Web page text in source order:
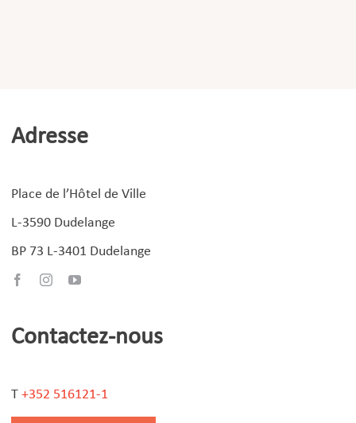
Adresse
Place de l’Hôtel de Ville
L-3590 Dudelange
BP 73 L-3401 Dudelange
Contactez-nous
T +352 516121-1